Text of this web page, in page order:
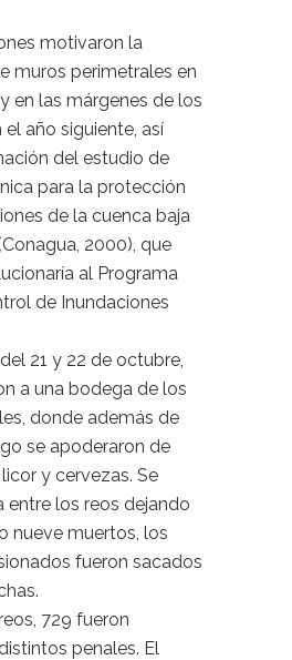
motivaron la
muros perimetrales en
en las márgenes de los
año siguiente, así
del estudio de
para la protección
de la cuenca baja
2000), que
al Programa
de Inundaciones
21 y 22 de octubre,
a una bodega de los
donde además de
se apoderaron de
y cervezas. Se
entre los reos dejando
nueve muertos, los
fueron sacados
729 fueron
penales. El